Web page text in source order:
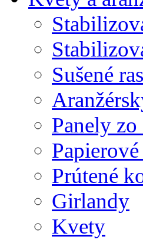
Sušené
Panely
Prútené
Girlandy
Kvety